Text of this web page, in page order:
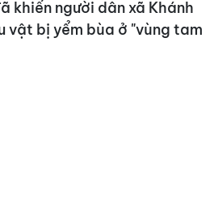
khiến người dân xã Khánh
vật bị yểm bùa ở "vùng tam